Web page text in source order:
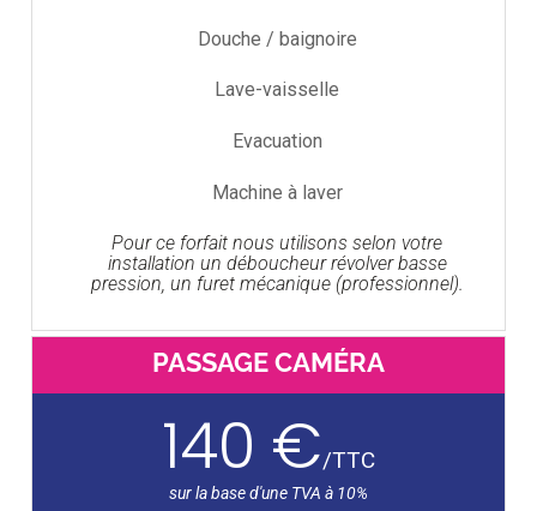
Douche / baignoire
Lave-vaisselle
Evacuation
Machine à laver
Pour ce forfait nous utilisons selon votre
installation un déboucheur révolver basse
pression, un furet mécanique (professionnel).
PASSAGE CAMÉRA
140 €/TTC